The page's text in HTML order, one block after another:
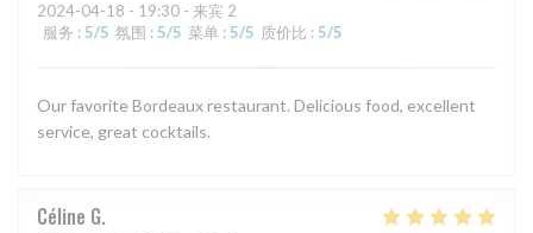
2024-04-18 - 19:30 - 来宾 2
服务 : 5/5 氛围 : 5/5 菜单 : 5/5 质价比 : 5/5
Our favorite Bordeaux restaurant. Delicious food, excellent
service, great cocktails.
Céline G